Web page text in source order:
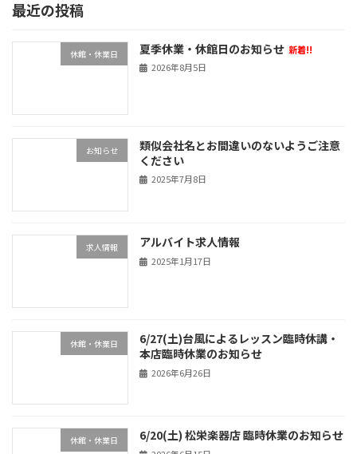
ナ
ビ
シ
最近の投稿
休館・休業日 夏季休業・休館日のお知らせ 新着!!
2026年8月5日
お知らせ
類似会社名とお間違いのないようご注意
ください
2025年7月8日
求人情報 アルバイト求人情報
2025年1月17日
休館・休業日
6/27(土)台風によるレッスン臨時休講・
本店臨時休業のお知らせ
2026年6月26日
休館・休業日 6/20(土) 松栄楽器店 臨時休業のお知らせ